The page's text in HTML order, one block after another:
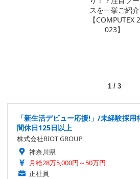
1/ 3
「新生活デビュー応援!」/未経験採
間休日125日以上
株式会社RIOT GROUP
神奈川県
月給28万5,000円～50万円
正社員